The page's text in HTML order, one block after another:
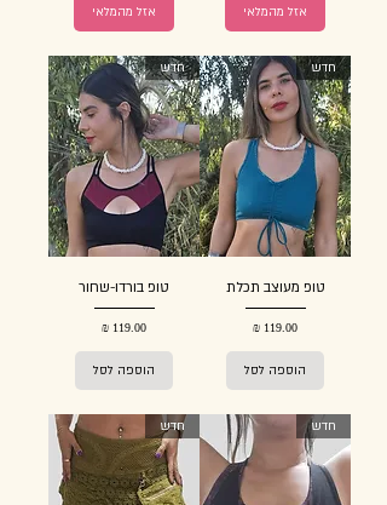
אזל מהמלאי אזל מהמלאי
חדש
טופ מעוצב תכלת
מחיר
הוספה לסל
חדש
טופ בורדו-שחור
מחיר
הוספה לסל
חדש חדש